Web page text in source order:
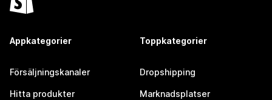
Appkategorier
Försäljningskanaler
Hitta produkter
Toppkategorier
Dropshipping
Marknadsplatser